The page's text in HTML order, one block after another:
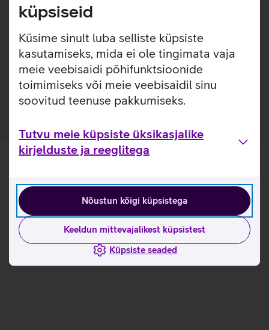
küpsiseid
Küsime sinult luba selliste küpsiste
kasutamiseks, mida ei ole tingimata vaja
meie veebisaidi põhifunktsioonide
toimimiseks või meie veebisaidil sinu
soovitud teenuse pakkumiseks.
Tutvu meie küpsiste üksikasjalike
kirjelduste ja reeglitega
Nõustun kõigi küpsistega
Keeldun mittevajalikest küpsistest
Küpsiste seaded
Samsungi kiirlaadimise adapter USB-C väljundiga. Adapter
laeb võimsusega kuni 45 W ning on varustatud Power
Delivery 3.0 tehnoloogiaga.
Toiteadapter minimeerib ooterežiimi võimsust 20 mW'lt
5 mW'le, suurendades energiasäästu kuni 75%.